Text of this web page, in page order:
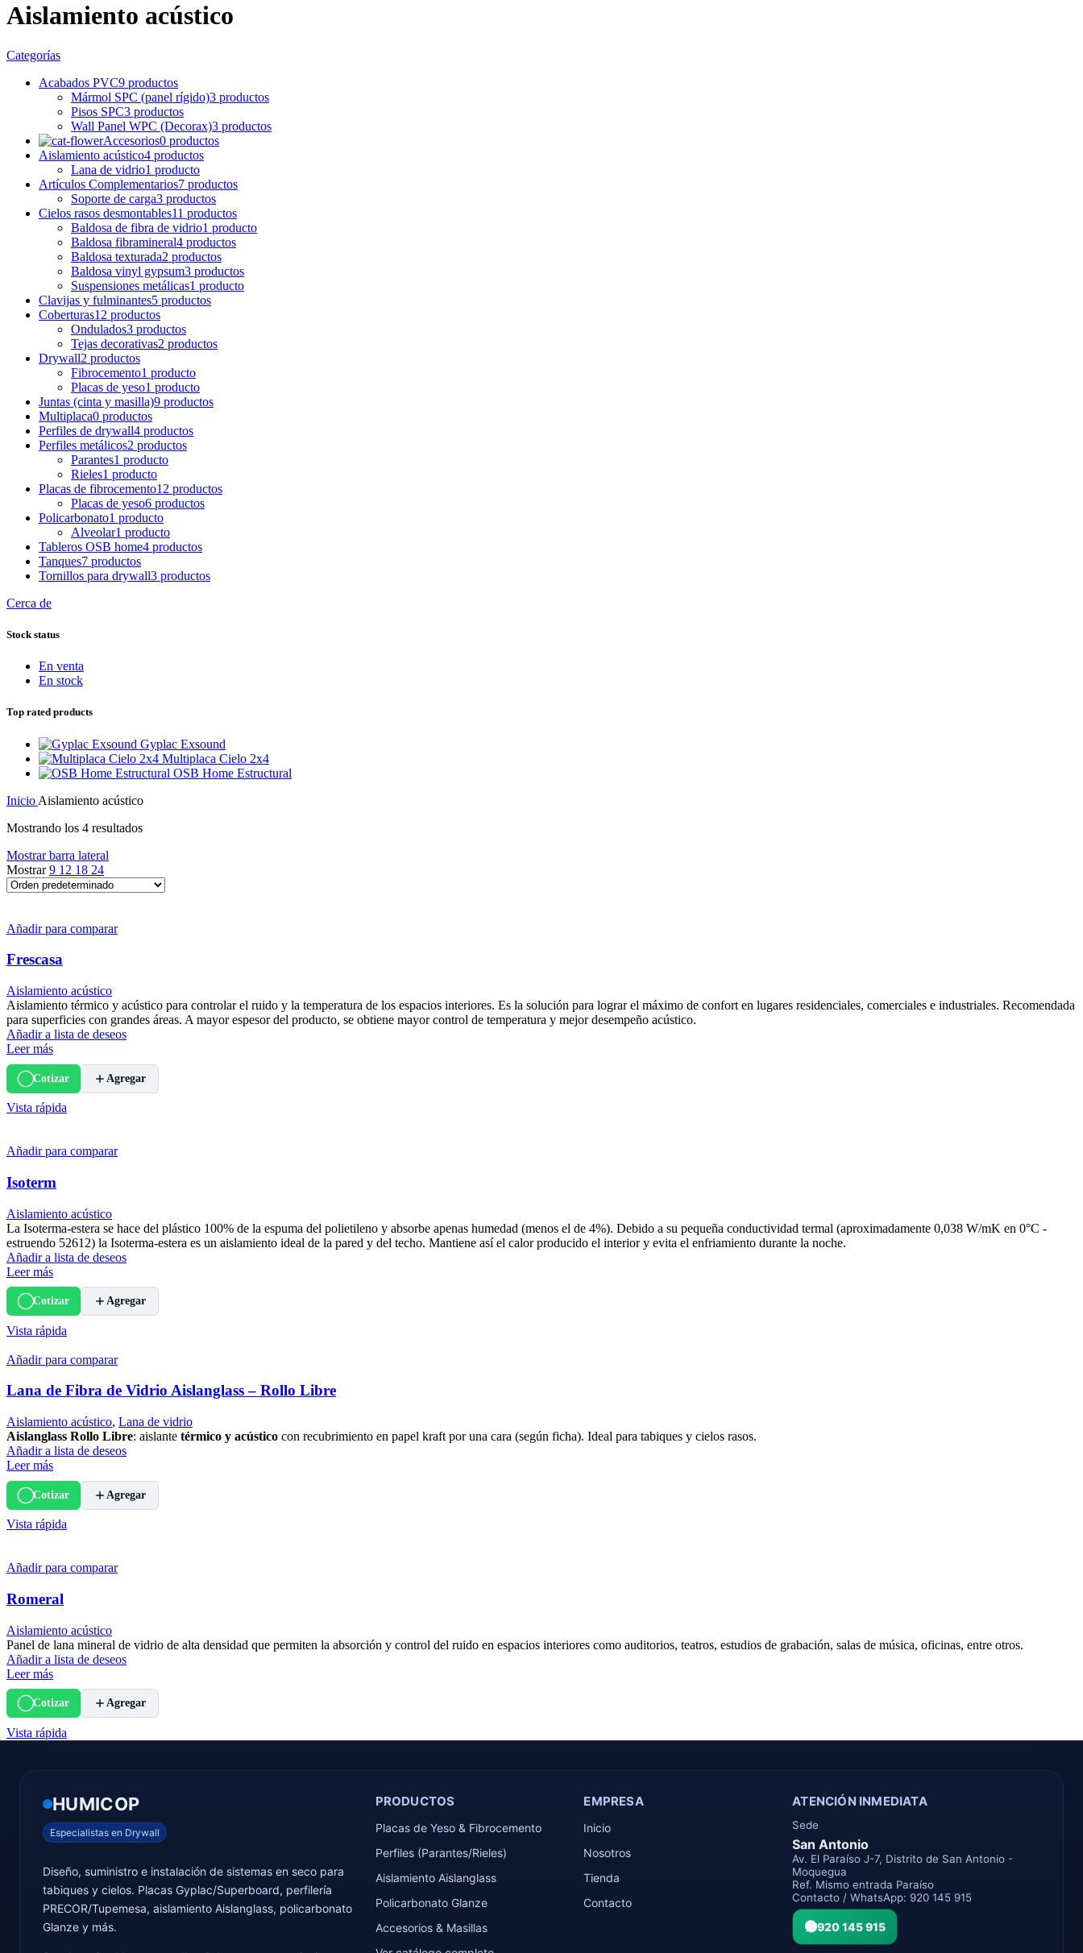
Aislamiento acústico
Categorías
Acabados PVC9 productos
Mármol SPC (panel rígido)3 productos
Pisos SPC3 productos
Wall Panel WPC (Decorax)3 productos
Accesorios0 productos
Aislamiento acústico4 productos
Lana de vidrio1 producto
Artículos Complementarios7 productos
Soporte de carga3 productos
Cielos rasos desmontables11 productos
Baldosa de fibra de vidrio1 producto
Baldosa fibramineral4 productos
Baldosa texturada2 productos
Baldosa vinyl gypsum3 productos
Suspensiones metálicas1 producto
Clavijas y fulminantes5 productos
Coberturas12 productos
Ondulados3 productos
Tejas decorativas2 productos
Drywall2 productos
Fibrocemento1 producto
Placas de yeso1 producto
Juntas (cinta y masilla)9 productos
Multiplaca0 productos
Perfiles de drywall4 productos
Perfiles metálicos2 productos
Parantes1 producto
Rieles1 producto
Placas de fibrocemento12 productos
Placas de yeso6 productos
Policarbonato1 producto
Alveolar1 producto
Tableros OSB home4 productos
Tanques7 productos
Tornillos para drywall3 productos
Cerca de
Stock status
En venta
En stock
Top rated products
Gyplac Exsound
Multiplaca Cielo 2x4
OSB Home Estructural
Inicio Aislamiento acústico
Mostrando los 4 resultados
Mostrar barra lateral
Mostrar9 12 18 24
Añadir para comparar
Frescasa
Aislamiento acústico
Aislamiento térmico y acústico para controlar el ruido y la temperatura de los espacios interiores. Es la solución para lograr el máximo de confort en lugares residenciales, comerciales e industriales. Recomendada
para superficies con grandes áreas. A mayor espesor del producto, se obtiene mayor control de temperatura y mejor desempeño acústico.
Añadir a lista de deseos
Leer más
Cotizar Agregar
Vista rápida
Añadir para comparar
Isoterm
Aislamiento acústico
La Isoterma-estera se hace del plástico 100% de la espuma del polietileno y absorbe apenas humedad (menos el de 4%). Debido a su pequeña conductividad termal (aproximadamente 0,038 W/mK en 0°C -
estruendo 52612) la Isoterma-estera es un aislamiento ideal de la pared y del techo. Mantiene así el calor producido el interior y evita el enfriamiento durante la noche.
Añadir a lista de deseos
Leer más
Cotizar Agregar
Vista rápida
Añadir para comparar
Lana de Fibra de Vidrio Aislanglass – Rollo Libre
Aislamiento acústico, Lana de vidrio
Aislanglass Rollo Libre: aislante térmico y acústico con recubrimiento en papel kraft por una cara (según ficha). Ideal para tabiques y cielos rasos.
Añadir a lista de deseos
Leer más
Cotizar Agregar
Vista rápida
Añadir para comparar
Romeral
Aislamiento acústico
Panel de lana mineral de vidrio de alta densidad que permiten la absorción y control del ruido en espacios interiores como auditorios, teatros, estudios de grabación, salas de música, oficinas, entre otros.
Añadir a lista de deseos
Leer más
Cotizar Agregar
Vista rápida
HUMICOP
Especialistas en Drywall
Diseño, suministro e instalación de sistemas en seco para
tabiques y cielos. Placas Gyplac/Superboard, perfilería
PRECOR/Tupemesa, aislamiento Aislanglass, policarbonato
Glanze y más.
PRODUCTOS
Placas de Yeso & Fibrocemento
Perfiles (Parantes/Rieles)
Aislamiento Aislanglass
Policarbonato Glanze
Accesorios & Masillas
EMPRESA
Inicio
Nosotros
Tienda
Contacto
ATENCIÓN INMEDIATA
Sede
San Antonio
Av. El Paraíso J-7, Distrito de San Antonio -
Moquegua
Ref. Mismo entrada Paraíso
Contacto / WhatsApp: 920 145 915
920 145 915